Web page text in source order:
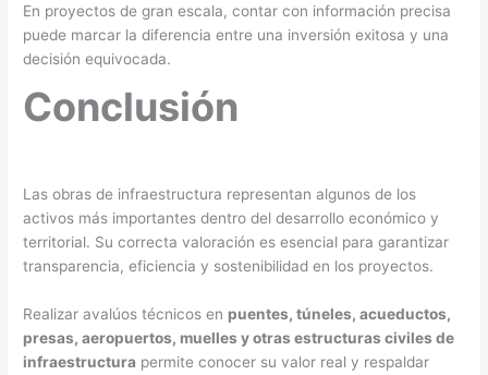
En proyectos de gran escala, contar con información precisa
puede marcar la diferencia entre una inversión exitosa y una
decisión equivocada.
Conclusión
Las obras de infraestructura representan algunos de los
activos más importantes dentro del desarrollo económico y
territorial. Su correcta valoración es esencial para garantizar
transparencia, eficiencia y sostenibilidad en los proyectos.
Realizar avalúos técnicos en puentes, túneles, acueductos,
presas, aeropuertos, muelles y otras estructuras civiles de
infraestructura permite conocer su valor real y respaldar